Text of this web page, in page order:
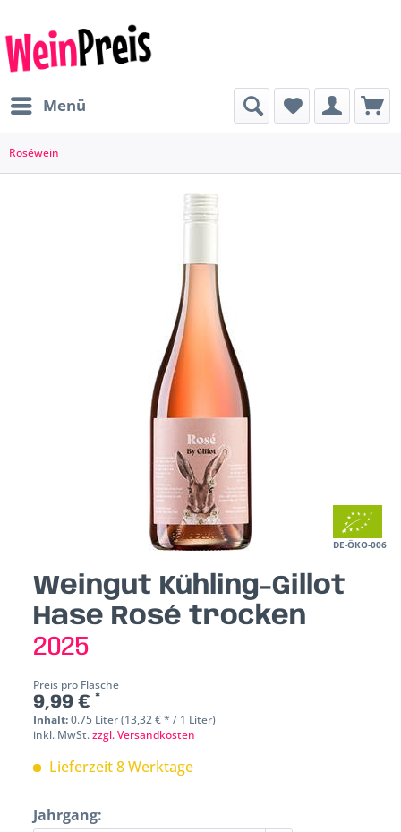
Menü
Roséwein
DE-ÖKO-006
Weingut Kühling-Gillot
Hase Rosé trocken
2025
Preis pro Flasche
9,99 € *
Inhalt:0.75 Liter (13,32 € * / 1 Liter)
inkl. MwSt.zzgl. Versandkosten
Lieferzeit 8 Werktage
Jahrgang: